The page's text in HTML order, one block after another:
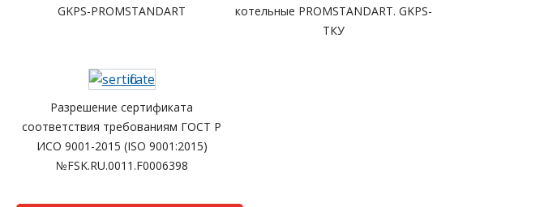
GKPS-PROMSTANDART
котельные PROMSTANDART. GKPS-
ТКУ
Разрешение сертификата
соответствия требованиям ГОСТ Р
ИСО 9001-2015 (ISO 9001:2015)
№FSK.RU.0011.F0006398